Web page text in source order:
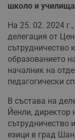
школо и
На 25. 02. 2024
делегация от
сътрудничество
образованието
началник на
педагогически
В състава на
Йенли, директор
сътрудничество
езици в град